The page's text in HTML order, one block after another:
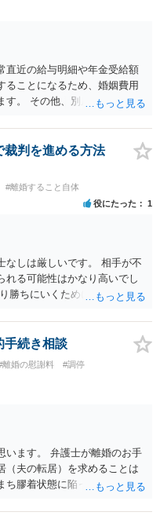
直近の給与明細や年金受給額
ることになるため、婚姻費用
す。 その他、別居の経緯、質
す。
裁判を進める方法
#離婚すること自体
役にたった 1
なしは厳しいです。 相手が不
れる可能性はかなり高いでし
勝ちにいくためにも弁護士委
手続き相談
離婚の慰謝料
#調停
います。 弁護士が離婚のお手
（夫の転居）を求めることは
ち膠着状態に陥ってしまうの
まが転居する形で離婚協議等